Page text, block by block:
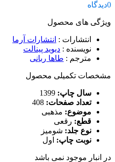
0دیدگاه
ویژگی های محصول
انتشارات : انتشارات آرما
نویسنده : دیوید پینالت
مترجم : طاها ربانی
مشخصات تکمیلی محصول
سال چاپ:
تعداد صفحات:
موضوع: مذهبی
قطع: رقعی
نوع جلد: شومیز
نوبت چاپ: اول
در انبار موجود نمی باشد